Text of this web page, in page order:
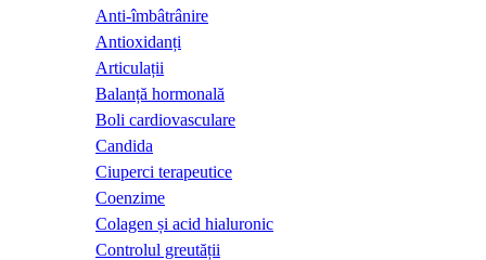
Anti-îmbâtrânire
Antioxidanți
Articulații
Balanță hormonală
Boli cardiovasculare
Candida
Ciuperci terapeutice
Coenzime
Colagen și acid hialuronic
Controlul greutății